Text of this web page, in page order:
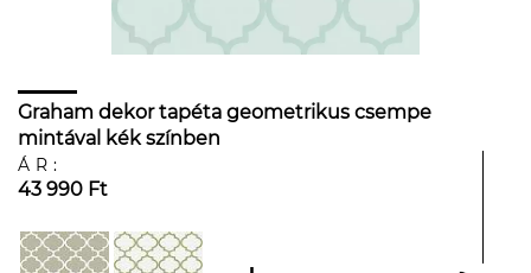
Graham dekor tapéta geometrikus csempe
mintával kék színben
ÁR:
43 990 Ft